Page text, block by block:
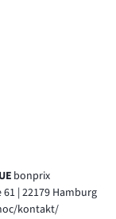
bonprix
| 22179 Hamburg
kontakt/